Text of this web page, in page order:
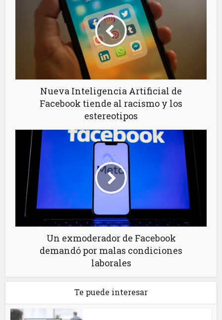
Nueva Inteligencia Artificial de
Facebook tiende al racismo y los
estereotipos
Un exmoderador de Facebook
demandó por malas condiciones
laborales
Te puede interesar